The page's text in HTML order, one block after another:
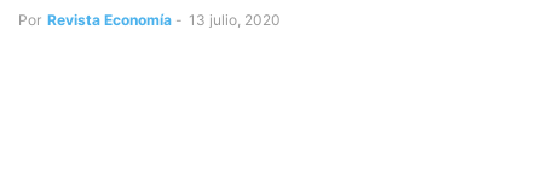
Por Revista Economía - 13 julio, 2020